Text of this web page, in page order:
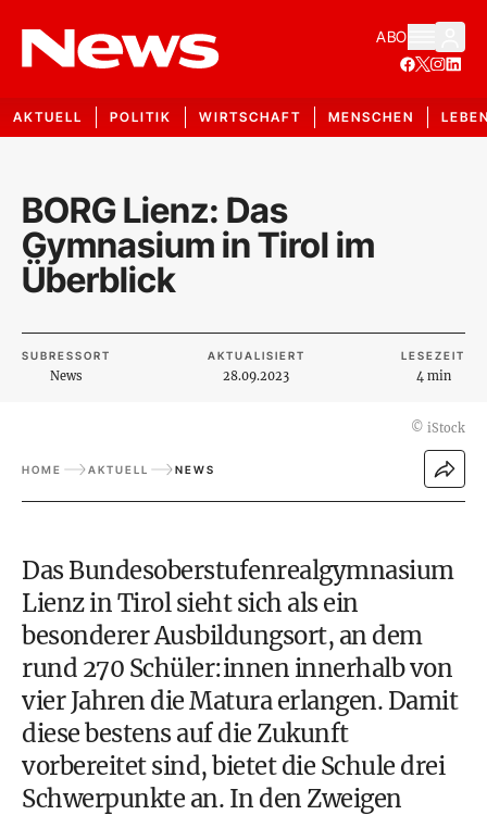
ABO
AKTUELL POLITIK WIRTSCHAFT MENSCHEN
BORG Lienz: Das
Gymnasium in Tirol im
Überblick
SUBRESSORT
News
AKTUALISIERT
28.09.2023
LESEZEIT
4 min
© iStock
HOME AKTUELL NEWS
Das Bundesoberstufenrealgymnasium
Lienz in Tirol sieht sich als ein
besonderer Ausbildungsort, an dem
rund 270 Schüler:innen innerhalb von
vier Jahren die Matura erlangen. Damit
diese bestens auf die Zukunft
vorbereitet sind, bietet die Schule drei
Schwerpunkte an. In den Zweigen